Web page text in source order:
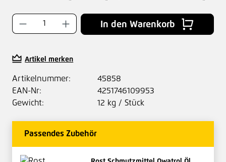
Produkt Anzahl: Gib den gewünschten
In den Warenkorb
Artikel merken
Artikelnummer:
45858
EAN-Nr:
4251746109953
Gewicht:
12 kg / Stück
Passendes Zubehör